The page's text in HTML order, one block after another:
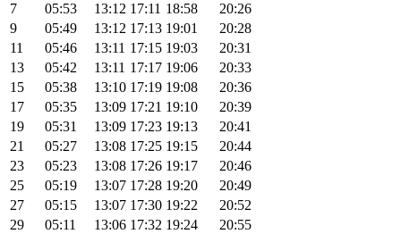
7
05:53 13:12 17:11 18:58
20:26
9
05:49 13:12 17:13 19:01
20:28
11
05:46 13:11 17:15 19:03
20:31
13
05:42 13:11 17:17 19:06
20:33
15
05:38 13:10 17:19 19:08
20:36
17
05:35 13:09 17:21 19:10
20:39
19
05:31 13:09 17:23 19:13
20:41
21
05:27 13:08 17:25 19:15
20:44
23
05:23 13:08 17:26 19:17
20:46
25
05:19 13:07 17:28 19:20
20:49
27
05:15 13:07 17:30 19:22
20:52
29
05:11 13:06 17:32 19:24
20:55